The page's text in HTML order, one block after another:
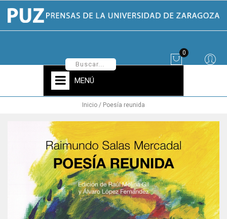
0
MENÚ
Inicio Poesía reunida